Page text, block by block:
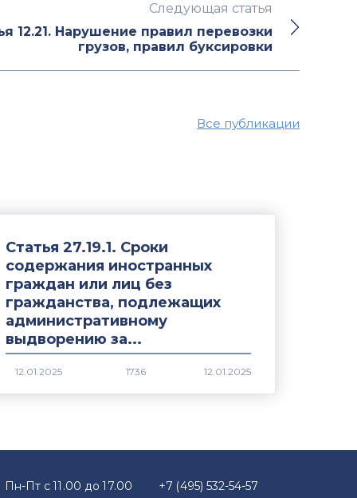
Следующая статья
12.21. Нарушение правил перевозки
грузов, правил буксировки
Все публикации
Статья 27.19.1. Сроки
содержания иностранных
граждан или лиц без
гражданства, подлежащих
административному
выдворению за...
1736
Пн-Пт с 11.00 до 17.00 +7 (495) 532-54-57